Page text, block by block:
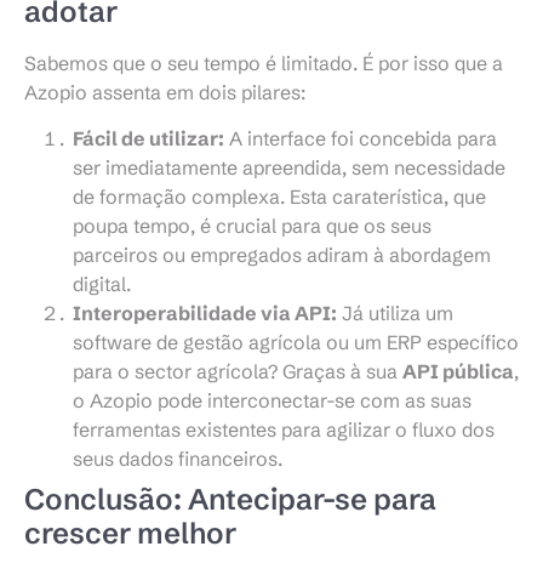
adotar
Sabemos que o seu tempo é limitado. É por isso que a
Azopio assenta em dois pilares:
Fácil de utilizar: A interface foi concebida para
ser imediatamente apreendida, sem necessidade
de formação complexa. Esta caraterística, que
poupa tempo, é crucial para que os seus
parceiros ou empregados adiram à abordagem
digital.
Interoperabilidade via API: Já utiliza um
software de gestão agrícola ou um ERP específico
para o sector agrícola? Graças à sua API pública,
o Azopio pode interconectar-se com as suas
ferramentas existentes para agilizar o fluxo dos
seus dados financeiros.
Conclusão: Antecipar-se para
crescer melhor